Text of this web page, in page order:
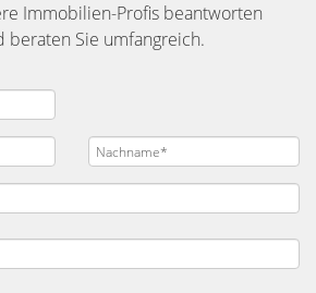
Immobilien-Profis beantworten
beraten Sie umfangreich.